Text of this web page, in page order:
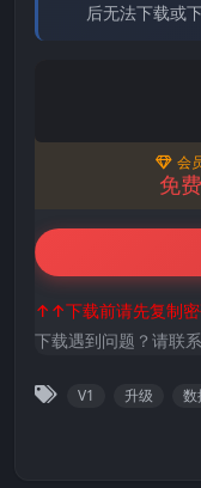
后无法下载或
会
免费
↑↑下载前请先复制
下载遇到问题？请联
V1 升级 数